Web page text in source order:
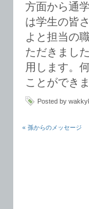
方面から通
は学生の皆
よと担当の
ただきまし
用します。
ことができま
Posted by
« 孫からのメッセージ